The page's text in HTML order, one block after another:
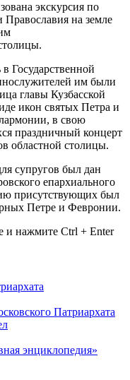
экскурсия по
на земле
Государственной
им были
главы Кузбасской
икон святых Петра и
в свою
праздничный концерт
областной столицы.
супругов был дан
епархиального
присутствующих был
Петре и Февронии.
и нажмите Ctrl + Enter
Патриархата
энциклопедия»